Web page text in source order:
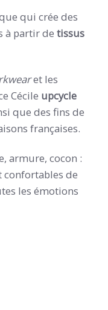
qui crée des
à partir de tissus
et les
Cécile upcycle
que des fins de
françaises.
armure, cocon :
confortables de
les émotions